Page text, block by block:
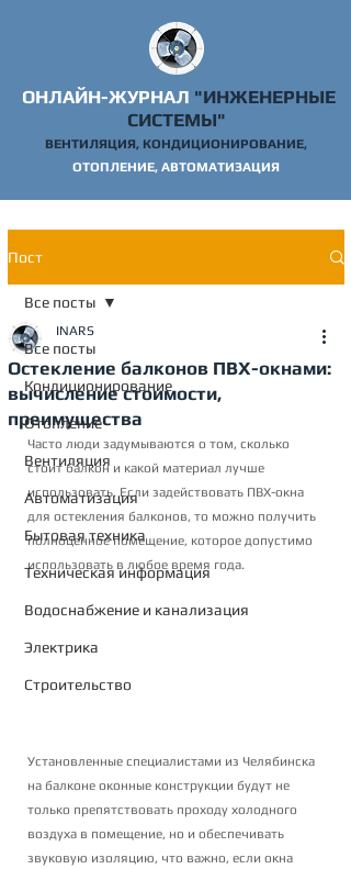
ОНЛАЙН-ЖУРНАЛ "ИНЖЕНЕРНЫЕ
СИСТЕМЫ"
ВЕНТИЛЯЦИЯ, КОНДИЦИОНИРОВАНИЕ,
ОТОПЛЕНИЕ, АВТОМАТИЗАЦИЯ
Пост
Все посты
Кондиционирование
Отопление
Вентиляция
Автоматизация
Бытовая техника
Техническая информация
Водоснабжение и канализация
Электрика
Строительство
Все посты
Остекление балконов ПВХ-окнами:
вычисление стоимости,
преимущества
INARS
Часто люди задумываются о том, сколько
стоит балкон и какой материал лучше
использовать. Если задействовать ПВХ-окна
для остекления балконов, то можно получить
полноценное помещение, которое допустимо
использовать в любое время года.
Установленные специалистами из Челябинска
на балконе оконные конструкции будут не
только препятствовать проходу холодного
воздуха в помещение, но и обеспечивать
звуковую изоляцию, что важно, если окна